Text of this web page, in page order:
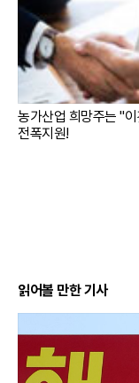
농가산업 희망주는 "
전폭지원!
읽어볼 만한 기사